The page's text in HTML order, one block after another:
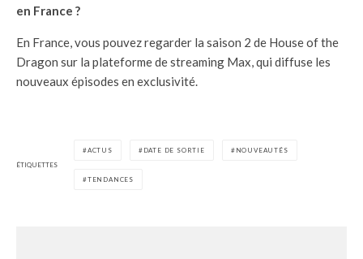
en France ?
En France, vous pouvez regarder la saison 2 de House of the
Dragon sur la plateforme de streaming Max, qui diffuse les
nouveaux épisodes en exclusivité.
ÉTIQUETTES
ACTUS DATE DE SORTIE NOUVEAUTÉS
TENDANCES